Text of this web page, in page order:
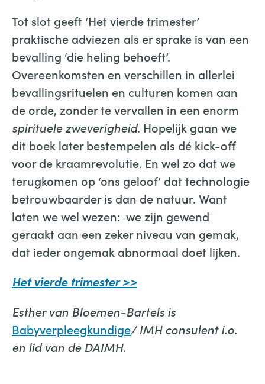
Tot slot geeft ‘Het vierde trimester’
praktische adviezen als er sprake is van een
bevalling ‘die heling behoeft’.
Overeenkomsten en verschillen in allerlei
bevallingsrituelen en culturen komen aan
de orde, zonder te vervallen in een enorm
spirituele zweverigheid. Hopelijk gaan we
dit boek later bestempelen als dé kick-off
voor de kraamrevolutie. En wel zo dat we
terugkomen op ‘ons geloof’ dat technologie
betrouwbaarder is dan de natuur. Want
laten we wel wezen: we zijn gewend
geraakt aan een zeker niveau van gemak,
dat ieder ongemak abnormaal doet lijken.
Het vierde trimester >>
Esther van Bloemen-Bartels is
Babyverpleegkundige/ IMH consulent i.o.
en lid van de DAIMH.